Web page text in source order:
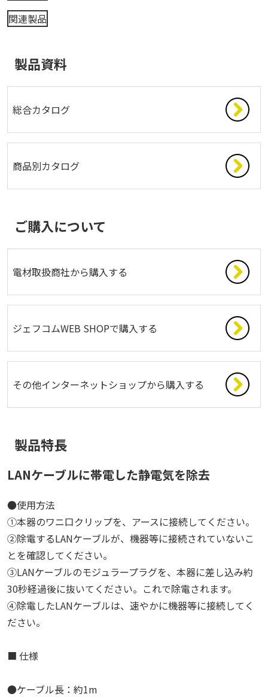
関連製品
製品資料
総合カタログ
商品別カタログ
ご購入について
電材取扱商社から購入する
ジェフコムWEB SHOPで購入する
その他インターネットショップから購入する
製品特長
LANケーブルに帯電した静電気を除去
●使用方法
①本器のワニ口クリップを、アースに接続してください。
②除電するLANケーブルが、機器等に接続されていないこ
とを確認してください。
③LANケーブルのモジュラープラグを、本器に差し込み約
30秒経過後に抜いてください。これで除電されます。
④除電したLANケーブルは、速やかに機器等に接続してく
ださい。
■ 仕様
●ケーブル長：約1m